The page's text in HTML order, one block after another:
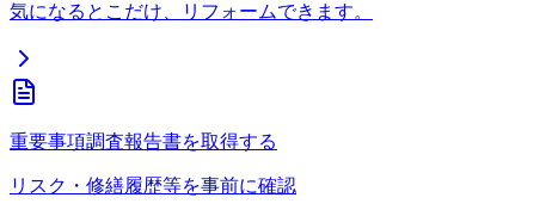
気になるとこだけ、リフォームできます。
重要事項調査報告書を取得する
リスク・修繕履歴等を事前に確認